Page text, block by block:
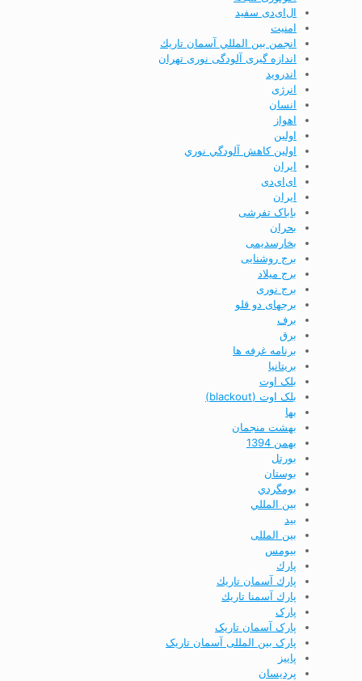
ال‌ای‌دی سفید
امنيت
انجمن بين المللي آسمان تاريك
اندازه گیری آلودگی نوری تهران
اندرويد
انرژی
انسان
اهواز
اولين
اولين كاهش آلودگي نوري
ايران
ای‌ای‌دی
ایران
باباک تفرشی
بحران
بخارسدیمی
برج روشنایی
برج ميلاد
برج نوری
برجهای دو قلو
برف
برق
برنامه غرفه ها
بريتانيا
بلک اوت
بلک اوت (blackout)
بها
بهشت منجمان
بهمن 1394
بورتل
بوستان
بومگردي
بين المللي
بید
بین المللی
بیومس
پارك
پارك آسمان تاريك
پارك آسمنا تاريك
پارک
پارک آسمان تاریک
پارک بین المللی آسمان تاریک
پاييز
پردیسان